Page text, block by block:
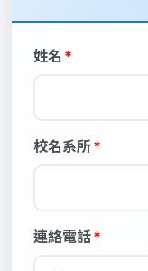
姓名 *
校名系所*
連絡電話*